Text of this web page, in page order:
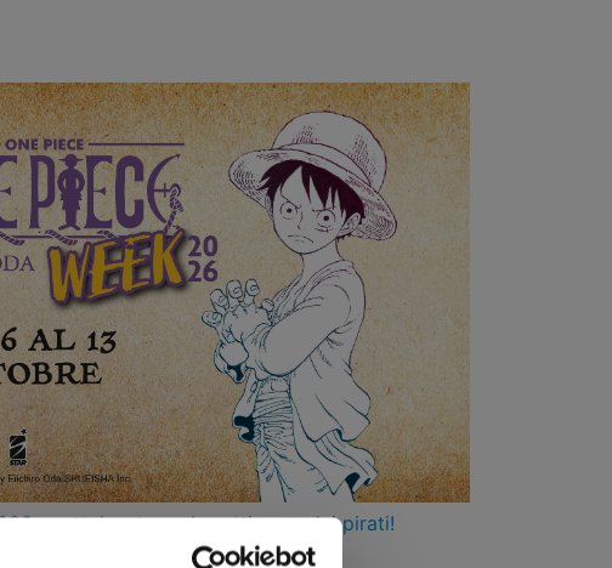
a ottobre torna la settimana dei pirati!